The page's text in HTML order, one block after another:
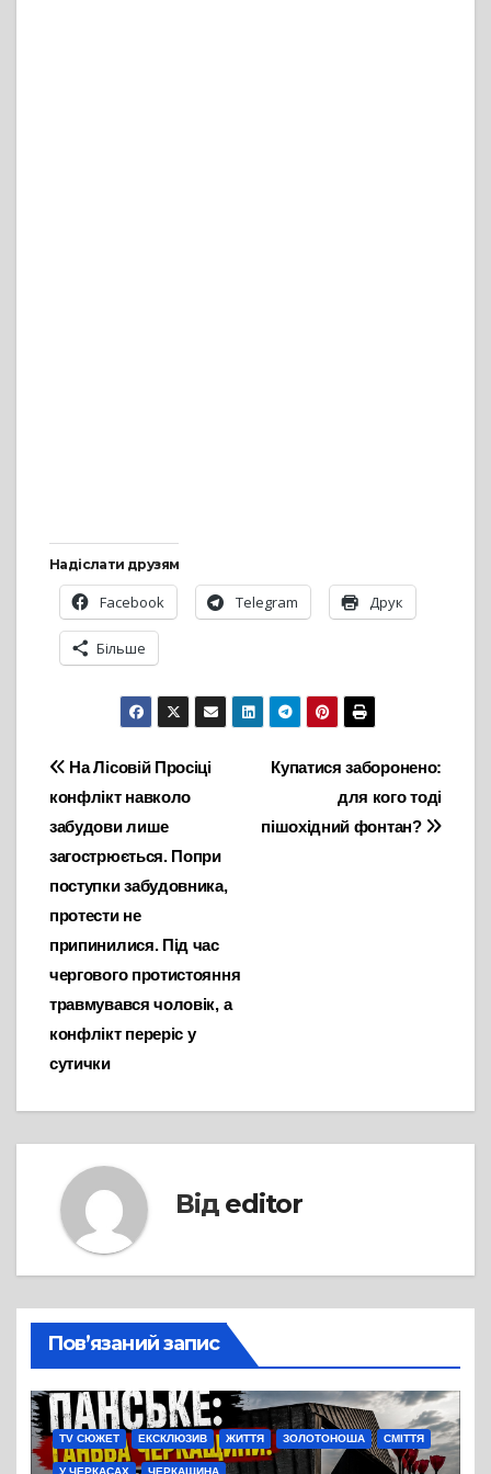
Надіслати друзям
Facebook Telegram Друк
Більше
Навігація
записів
Купатися заборонено:
для кого тоді
пішохідний фонтан?
На Лісовій Просіці
конфлікт навколо
забудови лише
загострюється. Попри
поступки забудовника,
протести не
припинилися. Під час
чергового протистояння
травмувався чоловік, а
конфлікт переріс у
сутички
Від editor
Пов’язаний запис
TV СЮЖЕТ ЕКСКЛЮЗИВ ЖИТТЯ ЗОЛОТОНОША СМІТТЯ
У ЧЕРКАСАХ ЧЕРКАЩИНА